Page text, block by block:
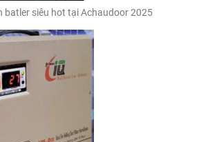
batler siêu hot tại Achaudoor 2025